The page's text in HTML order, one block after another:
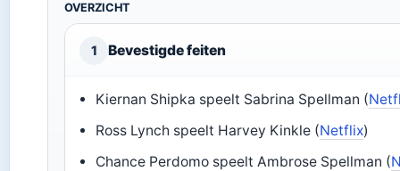
OVERZICHT
1 Bevestigde feiten
Kiernan Shipka speelt Sabrina Spellman (
Ross Lynch speelt Harvey Kinkle (Netflix)
Chance Perdomo speelt Ambrose Spellman (